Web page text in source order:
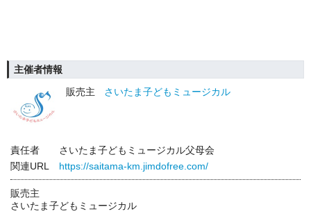
主催者情報
販売主
さいたま子どもミュージカル
責任者
さいたま子どもミュージカル父母会
関連URL
https://saitama-km.jimdofree.com/
販売主
さいたま子どもミュージカル